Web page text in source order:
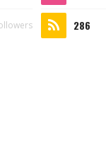
286